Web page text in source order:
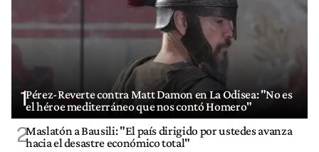
1Pérez-Reverte contra Matt Damon en La Odisea: "No es
el héroe mediterráneo que nos contó Homero"
2Maslatón a Bausili: "El país dirigido por ustedes avanza
hacia el desastre económico total"